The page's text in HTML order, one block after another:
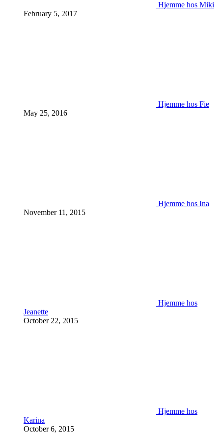
Hjemme hos Miki
February 5, 2017
Hjemme hos Fie
May 25, 2016
Hjemme hos Ina
November 11, 2015
Hjemme hos
Jeanette
October 22, 2015
Hjemme hos
Karina
October 6, 2015